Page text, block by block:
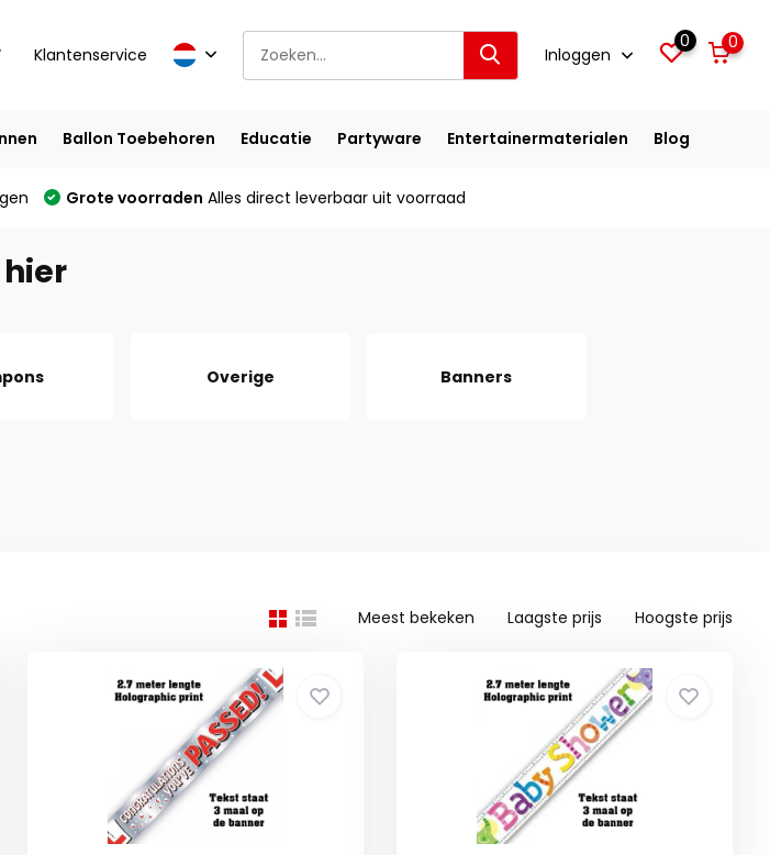
Klantenservice Inloggen
0 0
Ballon Toebehoren Educatie Partyware Entertainermaterialen Blog
Grote voorraden Alles direct leverbaar uit voorraad
Overige Banners
Meest bekeken Laagste prijs Hoogste prijs